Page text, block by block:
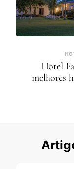
Hotel
melhores